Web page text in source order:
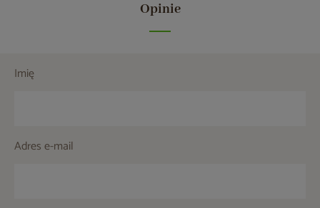
Opinie
Imię
Adres e-mail